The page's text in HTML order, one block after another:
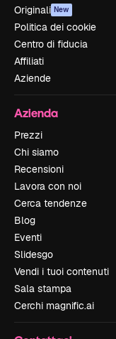
Originali New
Politica dei cookie
Centro di fiducia
Affiliati
Aziende
Azienda
Prezzi
Chi siamo
Recensioni
Lavora con noi
Cerca tendenze
Blog
Eventi
Slidesgo
Vendi i tuoi contenuti
Sala stampa
Cerchi magnific.ai